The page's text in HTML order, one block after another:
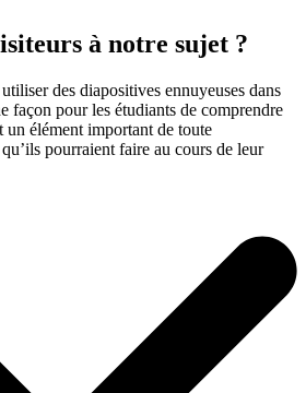
à notre sujet ?
des diapositives ennuyeuses dans
façon pour les étudiants de comprendre
un élément important de toute
pourraient faire au cours de leur